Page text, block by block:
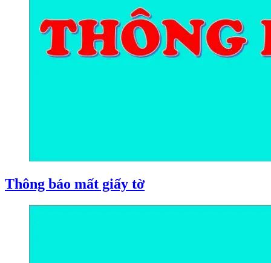
Thông báo mất giấy tờ